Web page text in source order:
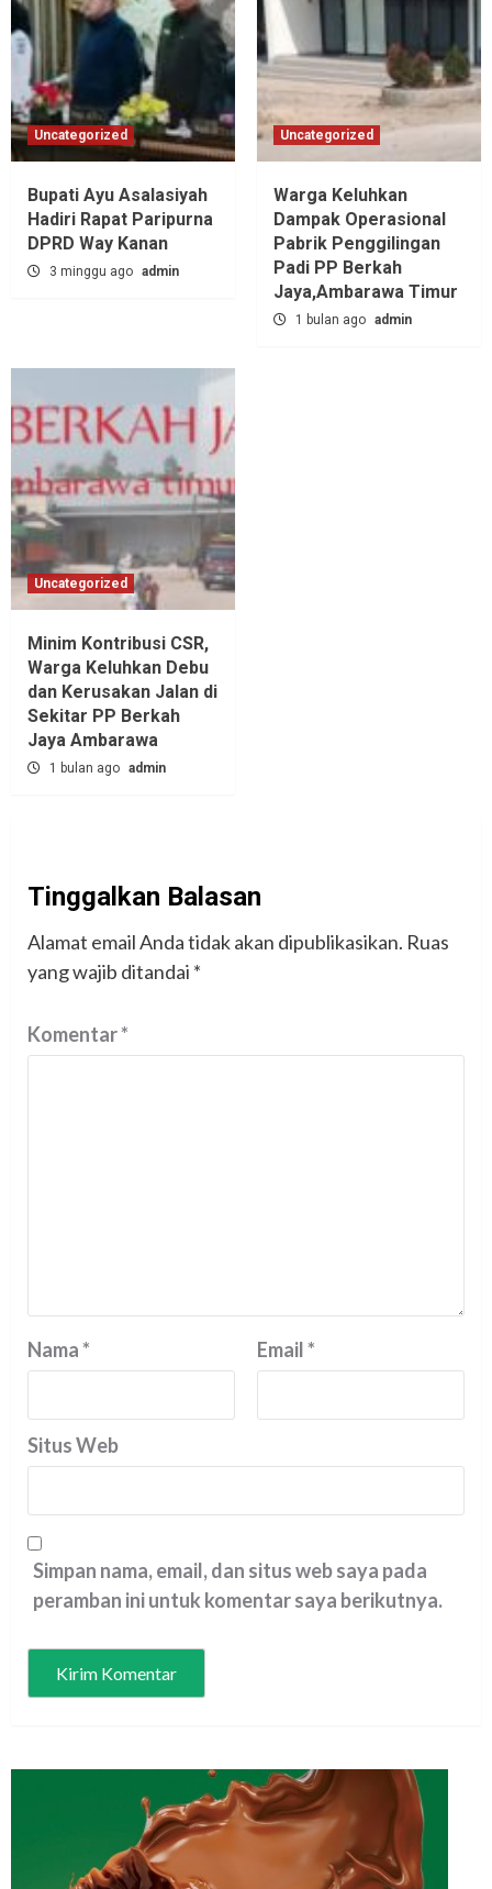
Uncategorized
Bupati Ayu Asalasiyah
Hadiri Rapat Paripurna
DPRD Way Kanan
3 minggu ago admin
Uncategorized
Warga Keluhkan
Dampak Operasional
Pabrik Penggilingan
Padi PP Berkah
Jaya,‎Ambarawa Timur
1 bulan ago admin
Uncategorized
Minim Kontribusi CSR,
Warga Keluhkan Debu
dan Kerusakan Jalan di
Sekitar PP Berkah
Jaya Ambarawa‎
1 bulan ago admin
Tinggalkan Balasan
Alamat email Anda tidak akan dipublikasikan. Ruas
yang wajib ditandai *
Komentar*
Nama* Email*
Situs Web
Simpan nama, email, dan situs web saya pada
peramban ini untuk komentar saya berikutnya.